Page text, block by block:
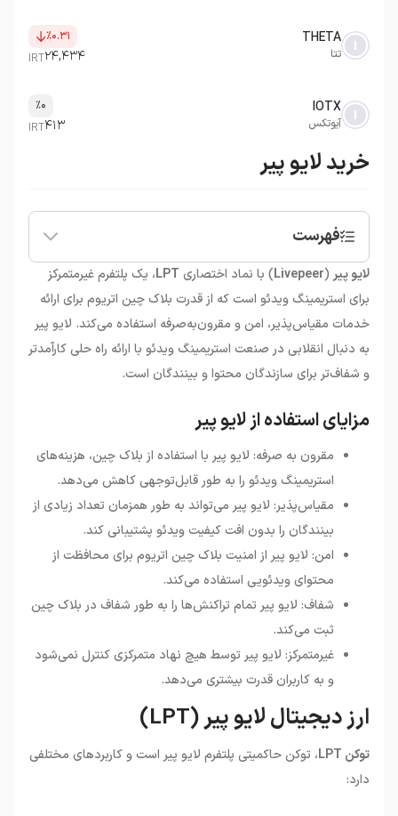
خرید لایو پیر
فهرست
• ارز دیجیتال لایو پیر (LPT)
• خرید لایو پیر
کیف پول های لایو پیر
آینده لایو پیر
لایو پیر (
Livepeer
) با نماد اختصاری LPT، یک پلتفرم غیرمتمرکز
برای استریمینگ ویدئو است که از قدرت بلاک چین اتریوم برای ارائه
خدمات مقیاس‌پذیر، امن و مقرون‌به‌صرفه استفاده می‌کند. لایو پیر
به دنبال انقلابی در صنعت استریمینگ ویدئو با ارائه راه حلی کارآمدتر
و شفاف‌تر برای سازندگان محتوا و بینندگان است.
مزایای استفاده از لایو پیر
مقرون به صرفه: لایو پیر با استفاده از بلاک چین، هزینه‌های
استریمینگ ویدئو را به طور قابل‌توجهی کاهش می‌دهد.
مقیاس‌پذیر: لایو پیر می‌تواند به طور همزمان تعداد زیادی از
بینندگان را بدون افت کیفیت ویدئو پشتیبانی کند.
امن: لایو پیر از امنیت بلاک چین اتریوم برای محافظت از
محتوای ویدئویی استفاده می‌کند.
شفاف: لایو پیر تمام تراکنش‌ها را به طور شفاف در بلاک چین
ثبت می‌کند.
غیرمتمرکز: لایو پیر توسط هیچ نهاد متمرکزی کنترل نمی‌شود
و به کاربران قدرت بیشتری می‌دهد.
ارز دیجیتال لایو پیر (LPT)
توکن
، توکن حاکمیتی پلتفرم لایو پیر است و کاربردهای مختلفی
دارد:
THETA
تتا
٪۰.۳۱
۲۴,۴۳۴IRT
IOTX
آیوتکس
٪۰
۴۱۳IRT